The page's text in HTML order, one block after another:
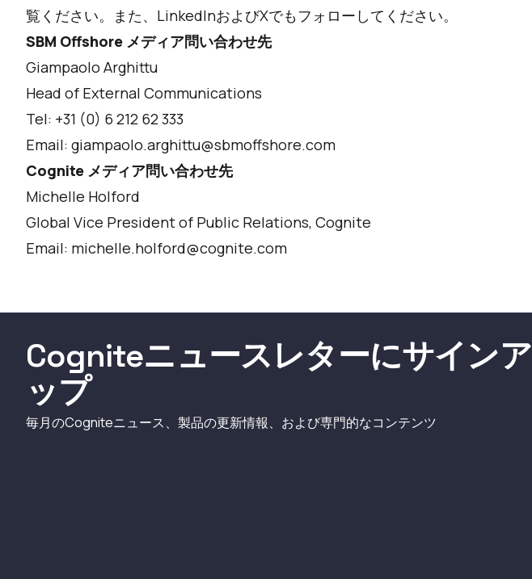
覧ください。また、 LinkedInおよびXでもフォローしてください。
SBM Offshore メディア問い合わせ先
Giampaolo Arghittu
Head of External Communications
Tel: +31 (0) 6 212 62 333
Email: giampaolo.arghittu@sbmoffshore.com
Cognite メディア問い合わせ先
Michelle Holford
Global Vice President of Public Relations, Cognite
Email: michelle.holford@cognite.com
Cogniteニュースレターにサインア
ップ
毎月のCogniteニュース、製品の更新情報、および専門的なコンテンツ